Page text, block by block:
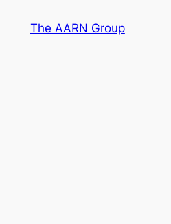
The AARN Group